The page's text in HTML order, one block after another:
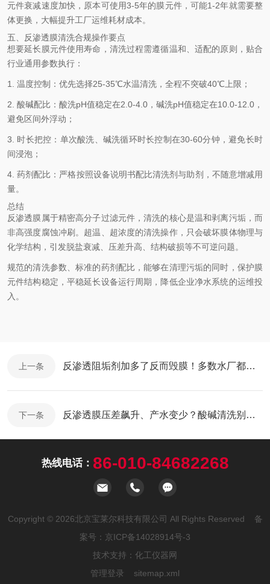
元件衰减速度加快，原本可使用3-5年的膜元件，可能1-2年就需要整
体更换，大幅提升工厂运维耗材成本。
五、反渗透膜清洗合规操作要点
想要延长膜元件使用寿命，清洗过程需遵循温和、适配的原则，贴合
行业通用参数执行：
1. 温度控制：优先选择25-35℃水温清洗，全程不突破40℃上限；
2. 酸碱配比：酸洗pH值稳定在2.0-4.0，碱洗pH值稳定在10.0-12.0，
避免区间外浮动；
3. 时长把控：单次酸洗、碱洗循环时长控制在30-60分钟，避免长时
间浸泡；
4. 药剂配比：严格按照设备说明书配比清洗剂与助剂，不随意增减用
量。
总结
反渗透膜属于精密高分子过滤元件，清洗的核心是温和剥离污垢，而
非高强度腐蚀冲刷。超温、超浓度的清洗操作，只会破坏膜体物理与
化学结构，引发脱盐衰减、压差升高、结构破损等不可逆问题。
规范的清洗参数、标准的药剂配比，能够在清理污垢的同时，保护膜
元件结构稳定，平稳延长设备运行周期，降低企业净水系统的运维投
入。
上一条 反渗透阻垢剂加多了反而毁膜！多数水厂都在犯的投加误区
下一条 反渗透膜压差飙升、产水变少？酸碱清洗别乱用！对症清洗才护膜
热线电话： 86-010-84682268
Copyright © 2026北京宝莱尔科技有限公司 All Rights Reserved 备
案号： 京ICP备14028914号-3
技术支持： 化工仪器网
管理登录
sitemap.xml